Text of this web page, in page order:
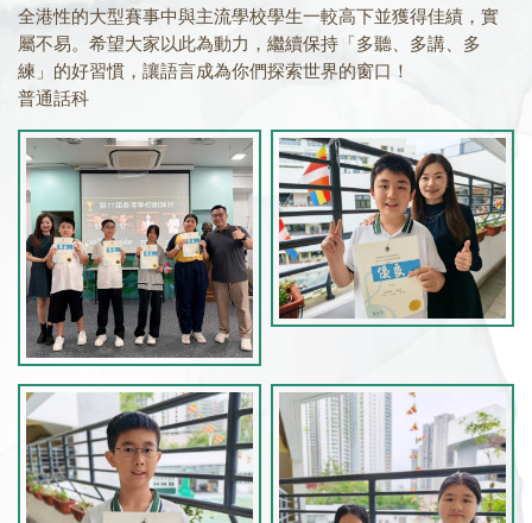
全港性的大型賽事中與主流學校學生一較高下並獲得佳績，實
屬不易。希望大家以此為動力，繼續保持「多聽、多講、多
練」的好習慣，讓語言成為你們探索世界的窗口！
普通話科